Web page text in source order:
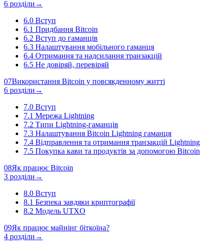
6 розділи →
6.0 Вступ
6.1 Придбання Bitcoin
6.2 Вступ до гаманців
6.3 Налаштування мобільного гаманця
6.4 Отримання та надсилання транзакцій
6.5 Не довіряй, перевіряй
07Використання Bitcoin у повсякденному житті
6 розділи →
7.0 Вступ
7.1 Мережа Lightning
7.2 Типи Lightning-гаманців
7.3 Налаштування Bitcoin Lightning гаманця
7.4 Відправлення та отримання транзакцій Lightning
7.5 Покупка кави та продуктів за допомогою Bitcoin
08Як працює Bitcoin
3 розділи →
8.0 Вступ
8.1 Безпека завдяки криптографії
8.2 Модель UTXO
09Як працює майнінг біткоїна?
4 розділи →